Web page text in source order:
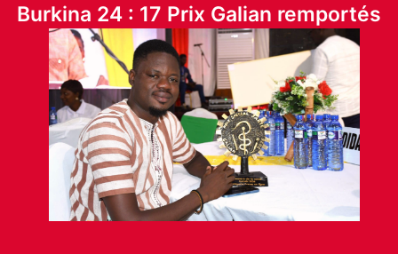
Burkina 24 : 17 Prix Galian remportés